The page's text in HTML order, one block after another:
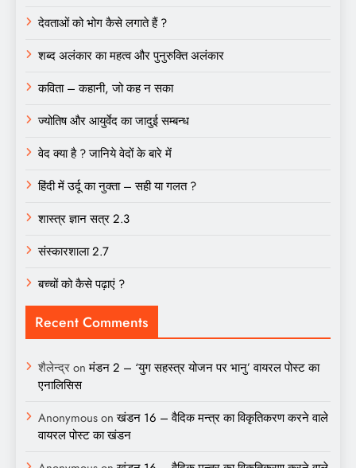
देवताओं को भोग कैसे लगाते हैं ?
शब्द अलंकार का महत्व और पुनुरुक्ति अलंकार
कविता – कहानी, जो कह न सका
ज्योतिष और आयुर्वेद का जादुई सम्बन्ध
वेद क्या है ? जानिये वेदों के बारे में
हिंदी में उर्दू का नुक्ता – सही या गलत ?
शास्त्र ज्ञान सत्र 2.3
संस्कारशाला 2.7
बच्चों को कैसे पढ़ाएं ?
Recent Comments
शैलेन्द्रonमंडन 2 – ‘युग सहस्त्र योजन पर भानु’ वायरल पोस्ट का
एनालिसिस
Anonymousonखंडन 16 – वैदिक मन्त्र का विकृतिकरण करने वाले
वायरल पोस्ट का खंडन